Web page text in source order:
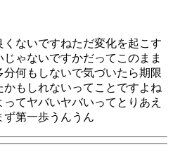
ないですねただ変化を起こす
ゃないですかだってこのまま
何もしないで気づいたら期限
もしれないってことですよね
てヤバいヤバいってとりあえ
第一歩うんうん